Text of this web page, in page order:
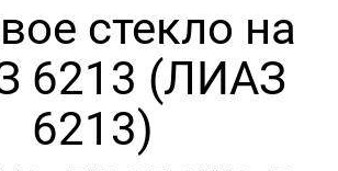
стекло на
6213 (ЛИАЗ
6213)